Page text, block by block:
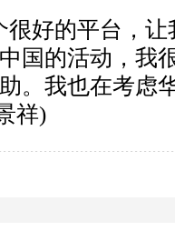
好的平台，让
国的活动，我
。我也在考虑
祥)